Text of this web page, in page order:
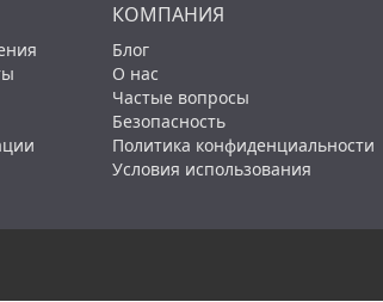
КОМПАНИЯ
Блог
О нас
Частые вопросы
Безопасность
Политика конфиденциальности
Условия использования